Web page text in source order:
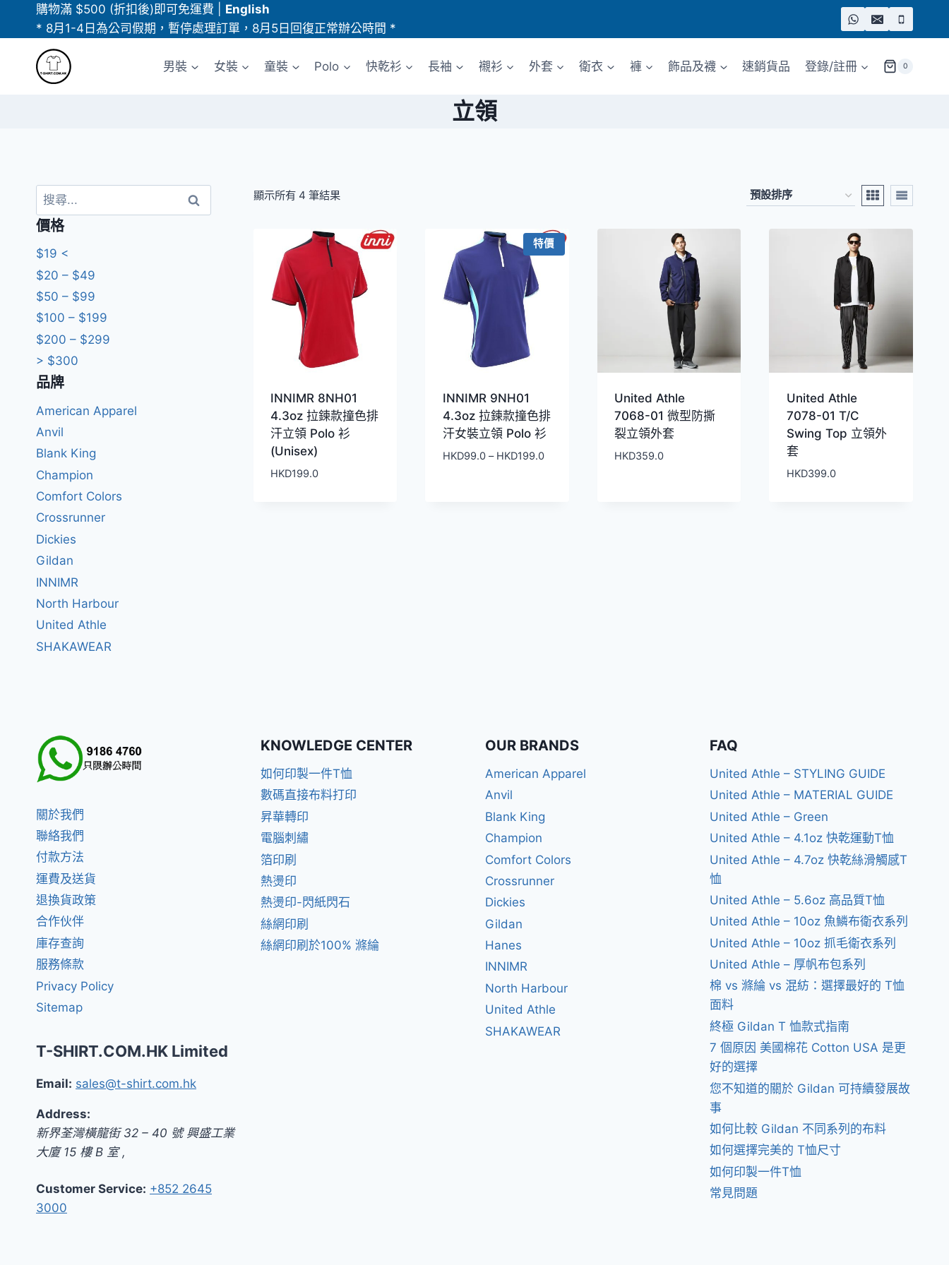
購物滿 $500 (折扣後)即可免運費
English
* 8月1-4日為公司假期，暫停處理訂單，8月5日回復正常辦公時間 *
男裝 女裝 童裝 Polo 快乾衫 長袖 襯衫 外套 衛衣 褲 飾品及襪 速銷貨品 登錄/註冊 0
立領
顯示所有 4 筆結果
INNIMR 8NH01
4.3oz 拉鍊款撞色排
汗立領 Polo 衫
(Unisex)
HKD199.0
特價
INNIMR 9NH01
4.3oz 拉鍊款撞色排
汗女裝立領 Polo 衫
HKD99.0 – HKD199.0價
United Athle
7068-01 微型防撕
裂立領外套
HKD359.0
United Athle
7078-01 T/C
Swing Top 立領外
套
HKD399.0
搜
尋
關
鍵
字:
價格
$19 <
$20 – $49
$50 – $99
$100 – $199
$200 – $299
> $300
品牌
American Apparel
Anvil
Blank King
Champion
Comfort Colors
Crossrunner
Dickies
Gildan
INNIMR
North Harbour
United Athle
SHAKAWEAR
關於我們
聯絡我們
付款方法
運費及送貨
退換貨政策
合作伙伴
庫存查詢
服務條款
Privacy Policy
Sitemap
T-SHIRT.COM.HK Limited
Email: sales@t-shirt.com.hk
Address:
新界荃灣橫龍街 32 – 40 號 興盛工業
大廈 15 樓 B 室,
Customer Service: +852 2645
3000
KNOWLEDGE CENTER
如何印製一件T恤
數碼直接布料打印
昇華轉印
電腦刺繡
箔印刷
熱燙印
熱燙印-閃紙閃石
絲網印刷
絲網印刷於100% 滌綸
OUR BRANDS
American Apparel
Anvil
Blank King
Champion
Comfort Colors
Crossrunner
Dickies
Gildan
Hanes
INNIMR
North Harbour
United Athle
SHAKAWEAR
FAQ
United Athle – STYLING GUIDE
United Athle – MATERIAL GUIDE
United Athle – Green
United Athle – 4.1oz 快乾運動T恤
United Athle – 4.7oz 快乾絲滑觸感T
恤
United Athle – 5.6oz 高品質T恤
United Athle – 10oz 魚鱗布衛衣系列
United Athle – 10oz 抓毛衛衣系列
United Athle – 厚帆布包系列
棉 vs 滌綸 vs 混紡：選擇最好的 T恤
面料
終極 Gildan T 恤款式指南
7 個原因 美國棉花 Cotton USA 是更
好的選擇
您不知道的關於 Gildan 可持續發展故
事
如何比較 Gildan 不同系列的布料
如何選擇完美的 T恤尺寸
如何印製一件T恤
常見問題